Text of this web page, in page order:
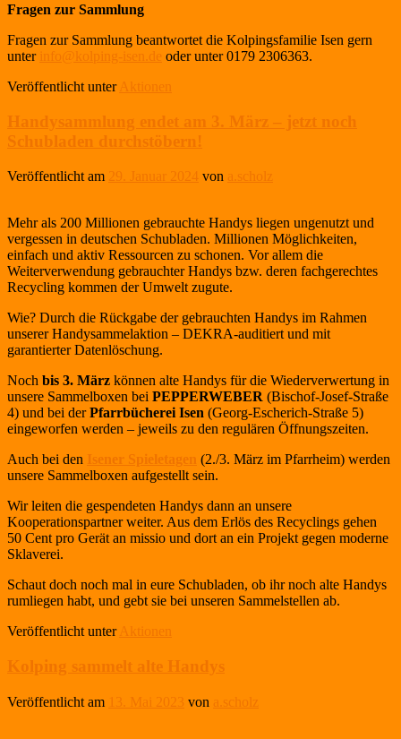
Fragen zur Sammlung
Fragen zur Sammlung beantwortet die Kolpingsfamilie Isen gern
unter
info@kolping-isen.de oder unter 0179 2306363.
Veröffentlicht unter Aktionen
Handysammlung endet am 3. März – jetzt noch
Schubladen durchstöbern!
Veröffentlicht am 29. Januar 2024 von a.scholz
Mehr als 200 Millionen gebrauchte Handys liegen ungenutzt und
vergessen in deutschen Schubladen. Millionen Möglichkeiten,
einfach und aktiv Ressourcen zu schonen. Vor allem die
Weiterverwendung gebrauchter Handys bzw. deren fachgerechtes
Recycling kommen der Umwelt zugute.
Wie? Durch die Rückgabe der gebrauchten Handys im Rahmen
unserer Handysammelaktion – DEKRA-auditiert und mit
garantierter Datenlöschung.
Noch bis 3. März können alte Handys für die Wiederverwertung in
unsere Sammelboxen bei PEPPERWEBER (Bischof-Josef-Straße
4) und bei derPfarrbücherei Isen (Georg-Escherich-Straße 5)
eingeworfen werden – jeweils zu den regulären Öffnungszeiten.
Auch bei den Isener Spieletagen (2./3. März im Pfarrheim) werden
unsere Sammelboxen aufgestellt sein.
Wir leiten die gespendeten Handys dann an unsere
Kooperationspartner weiter. Aus dem Erlös des Recyclings gehen
50 Cent pro Gerät an missio und dort an ein Projekt gegen moderne
Sklaverei.
Schaut doch noch mal in eure Schubladen, ob ihr noch alte Handys
rumliegen habt, und gebt sie bei unseren Sammelstellen ab.
Veröffentlicht unter Aktionen
Kolping sammelt alte Handys
Veröffentlicht am 13. Mai 2023 von a.scholz